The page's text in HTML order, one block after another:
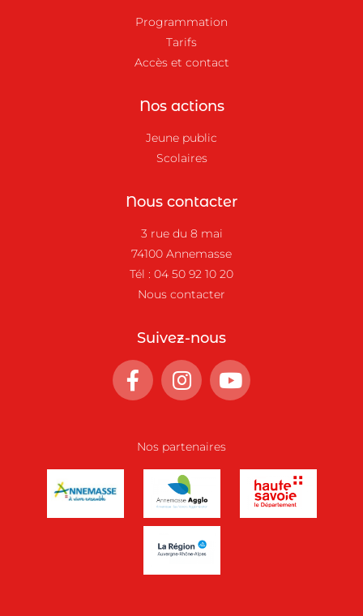
Programmation
Tarifs
Accès et contact
Nos actions
Jeune public
Scolaires
Nous contacter
3 rue du 8 mai
74100 Annemasse
Tél : 04 50 92 10 20
Nous contacter
Suivez-nous
Nos partenaires